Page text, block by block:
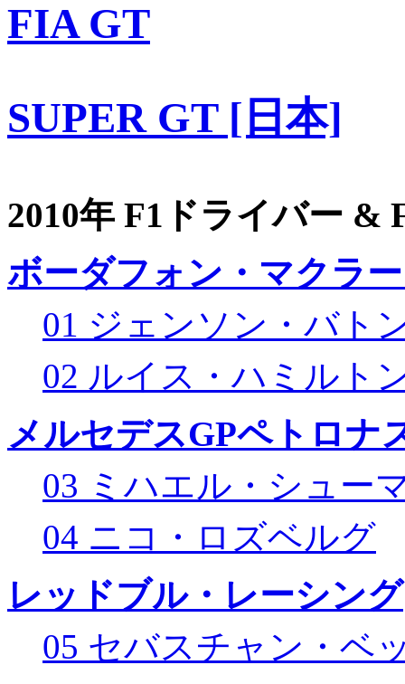
FIA GT
SUPER GT [日本]
2010年 F1ドライバー &
ボーダフォン・マクラ
01 ジェンソン・バト
02 ルイス・ハミルト
メルセデスGPペトロナ
03 ミハエル・シュー
04 ニコ・ロズベルグ
レッドブル・レーシング
05 セバスチャン・ベ